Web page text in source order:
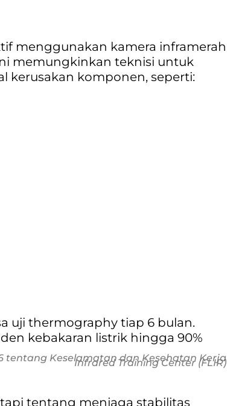
menggunakan kamera inframerah
memungkinkan teknisi untuk
kerusakan komponen, seperti:
uji thermography tiap 6 bulan.
kebakaran listrik hingga 90%
tentang Keselamatan dan Kesehatan Kerja
Infrared Training Center (FLIR)
tentang menjaga stabilitas